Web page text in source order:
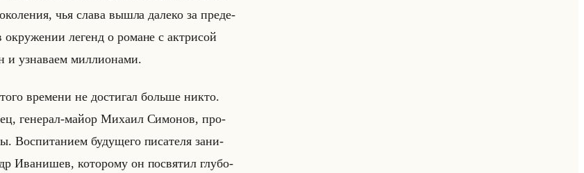
чья слава вышла да­ле­ко за пре­де­
ле­генд о ро­мане с ак­три­сой
и узна­ва­ем мил­ли­она­ми.
вре­ме­ни не до­сти­гал больше никто.
ге­не­рал-майор Ми­ха­ил Си­мо­нов, про­
Вос­пи­та­ни­ем бу­ду­ще­го пи­са­те­ля за­ни­
Ива­ни­шев, ко­то­ро­му он по­свя­тил глу­бо­